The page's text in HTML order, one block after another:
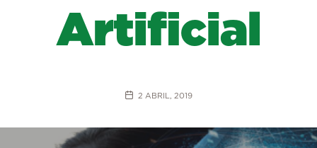
Artificial
2 ABRIL, 2019